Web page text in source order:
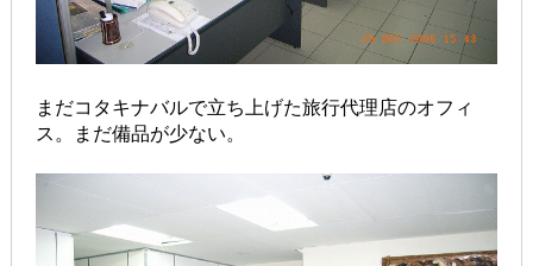
まだコタキナバルで立ち上げた旅行代理店のオフィ
ス。まだ備品が少ない。